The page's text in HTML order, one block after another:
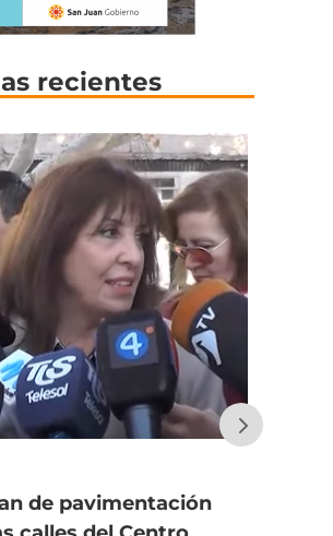
recientes
de pavimentación